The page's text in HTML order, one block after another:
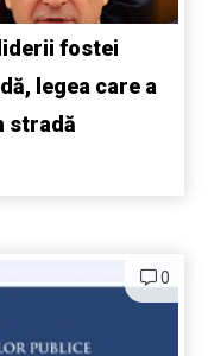
fostei
legea care a
stradă
0